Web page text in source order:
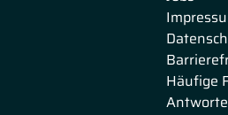
Häufige